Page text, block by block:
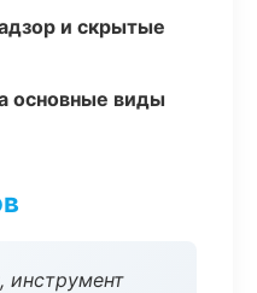
и скрытые
основные виды
инструмент